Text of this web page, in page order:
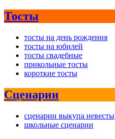
Тосты
тосты на день рождения
тосты на юбилей
тосты свадебные
прикольные тосты
короткие тосты
Сценарии
сценарии выкупа невесты
школьные сценарии